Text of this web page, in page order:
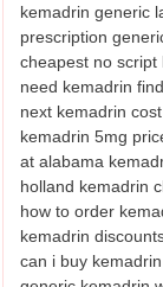
kemadrin generic
prescription
cheapest no
need kemadrin
next kemadrin
kemadrin 5mg
at alabama
holland kemadrin
how to order
kemadrin
can i buy